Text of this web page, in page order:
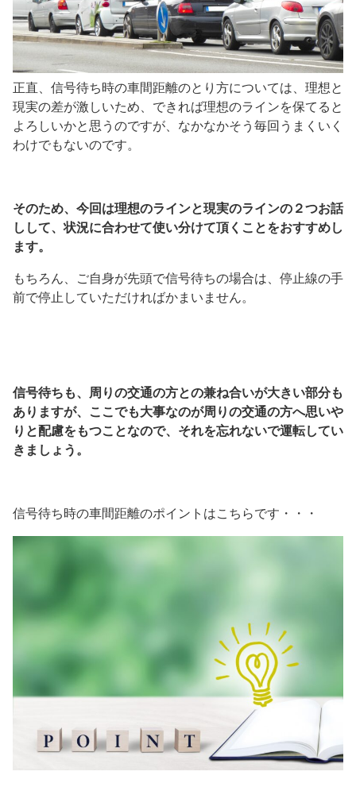
正直、信号待ち時の車間距離のとり方については、理想と
現実の差が激しいため、できれば理想のラインを保てると
よろしいかと思うのですが、なかなかそう毎回うまくいく
わけでもないのです。
そのため、今回は理想のラインと現実のラインの２つお話
しして、状況に合わせて使い分けて頂くことをおすすめし
ます。
もちろん、ご自身が先頭で信号待ちの場合は、停止線の手
前で停止していただければかまいません。
信号待ちも、周りの交通の方との兼ね合いが大きい部分も
ありますが、ここでも大事なのが周りの交通の方へ思いや
りと配慮をもつことなので、それを忘れないで運転してい
きましょう。
信号待ち時の車間距離のポイントはこちらです・・・